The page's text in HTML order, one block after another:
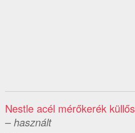
Nestle acél mérőkerék
– használt